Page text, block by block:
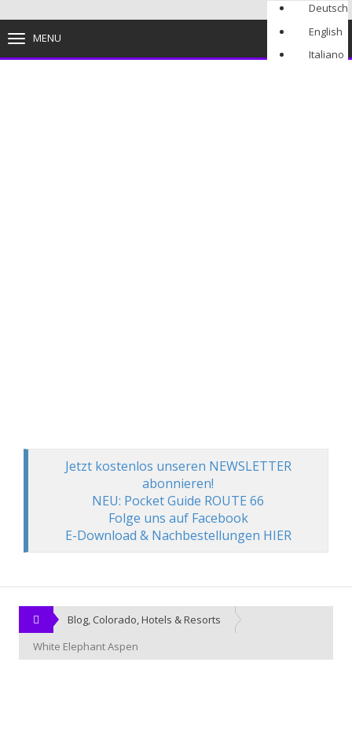
Deutsch
English
Italiano
MENU
Jetzt kostenlos unseren NEWSLETTER
abonnieren!
NEU: Pocket Guide ROUTE 66
Folge uns auf Facebook
E-Download & Nachbestellungen HIER
Blog Colorado Hotels & Resorts
White Elephant Aspen